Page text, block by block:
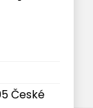
České